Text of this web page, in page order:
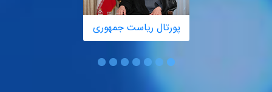
پورتال ریاست جمهوری